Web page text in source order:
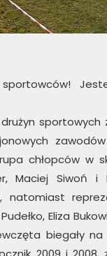
sportowych
chłopców w
Maciej Siwoń
natomiast
Eliza
biegały